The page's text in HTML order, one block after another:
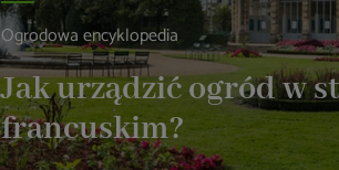
Ogrodowa encyklopedia
Jak urządzić ogród w
francuskim?